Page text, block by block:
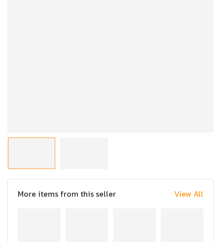
More items from this seller View All